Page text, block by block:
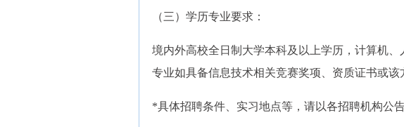
（三）学历专业要求：
境内外高校全日制大学本科及以上学历，计算机
专业如具备信息技术相关竞赛奖项、资质证书或该
*具体招聘条件、实习地点等，请以各招聘机构公告